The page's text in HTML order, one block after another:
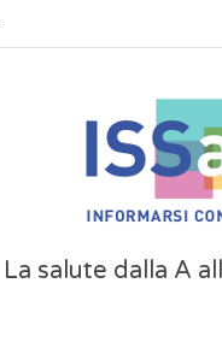
La salute dalla A